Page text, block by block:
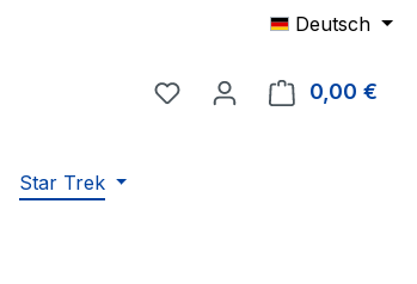
Deutsch
Du hast 0 Produkte auf
0,00 €
Star Trek